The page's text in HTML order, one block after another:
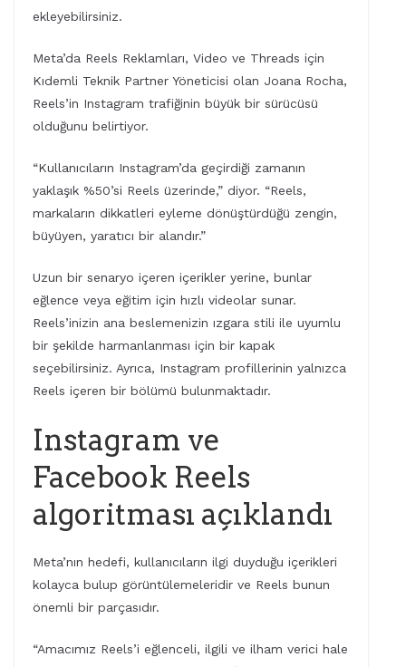
ekleyebilirsiniz.
Meta’da Reels Reklamları, Video ve Threads için
Kıdemli Teknik Partner Yöneticisi olan Joana Rocha,
Reels’in Instagram trafiğinin büyük bir sürücüsü
olduğunu belirtiyor.
“Kullanıcıların Instagram’da geçirdiği zamanın
yaklaşık %50’si Reels üzerinde,” diyor. “Reels,
markaların dikkatleri eyleme dönüştürdüğü zengin,
büyüyen, yaratıcı bir alandır.”
Uzun bir senaryo içeren içerikler yerine, bunlar
eğlence veya eğitim için hızlı videolar sunar.
Reels’inizin ana beslemenizin ızgara stili ile uyumlu
bir şekilde harmanlanması için bir kapak
seçebilirsiniz. Ayrıca, Instagram profillerinin yalnızca
Reels içeren bir bölümü bulunmaktadır.
Instagram ve
Facebook Reels
algoritması açıklandı
Meta’nın hedefi, kullanıcıların ilgi duyduğu içerikleri
kolayca bulup görüntülemeleridir ve Reels bunun
önemli bir parçasıdır.
“Amacımız Reels’i eğlenceli, ilgili ve ilham verici hale